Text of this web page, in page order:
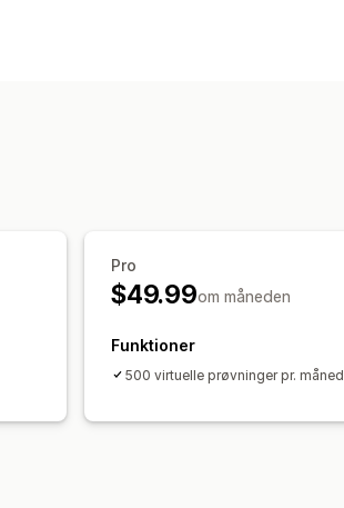
Pro
$49.99om måneden
Funktioner
500 virtuelle prøvninger pr. måned